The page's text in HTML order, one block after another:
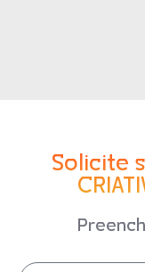
Solicite